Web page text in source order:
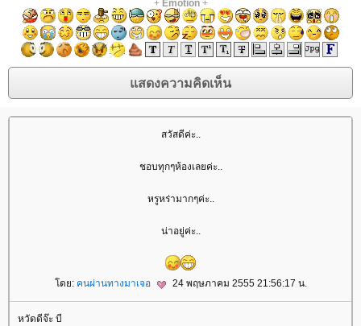
+ Emotion+
สวัสดีค่ะ..
ชอบทุกๆห้องเลยค่ะ..
หรูหร่ามากๆค่ะ..
น่าอยู่ค่ะ..
ดย: คนผ่านทางมาเจอ 24 พฤษภาคม 2555 21:56:17 น.
หวัดดีจ๊ะ บี